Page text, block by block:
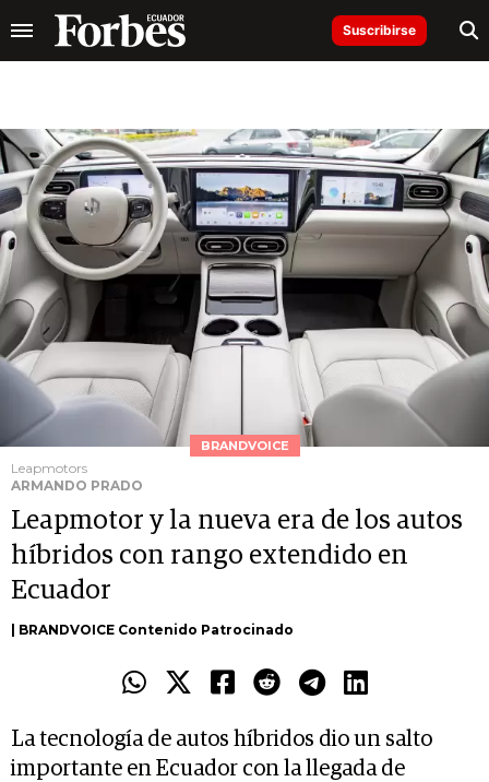
Suscribirse
BRANDVOICE
Leapmotors
ARMANDO PRADO
Leapmotor y la nueva era de los autos
híbridos con rango extendido en
Ecuador
| BRANDVOICE Contenido Patrocinado
La tecnología de autos híbridos dio un salto
importante en Ecuador con la llegada de